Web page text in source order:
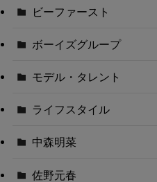
ビーファースト
ボーイズグループ
モデル・タレント
ライフスタイル
中森明菜
佐野元春